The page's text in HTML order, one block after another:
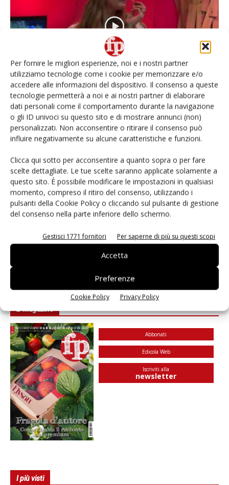
Per fornire le migliori esperienze, noi e i nostri partner
utilizziamo tecnologie come i cookie per memorizzare e/o
accedere alle informazioni del dispositivo. Il consenso a queste
tecnologie permetterà a noi e ai nostri partner di elaborare
dati personali come il comportamento durante la navigazione
o gli ID univoci su questo sito e di mostrare annunci (non)
personalizzati. Non acconsentire o ritirare il consenso può
influire negativamente su alcune caratteristiche e funzioni.
Clicca qui sotto per acconsentire a quanto sopra o per fare
scelte dettagliate. Le tue scelte saranno applicate solamente a
questo sito. È possibile modificare le impostazioni in qualsiasi
momento, compreso il ritiro del consenso, utilizzando i
pulsanti della Cookie Policy o cliccando sul pulsante di gestione
del consenso nella parte inferiore dello schermo.
Gestisci 1771 fornitori Per saperne di più su questi scopi
Accetta
Preferenze
Cookie Policy Privacy Policy
Una stagione eccezionale per le mele Pink
Lady
Luca Moroni 20 Marzo 2018
La stagione 2017-2018 per Pink Lady, un
brand di successo tra...
E-Magazine
Abbonati
Edicola Web
Iscriviti alla
newsletter
I più visti